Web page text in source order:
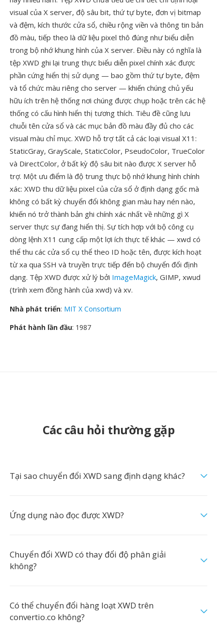
visual của X server, độ sâu bit, thứ tự byte, đơn vị bitmap
và đệm, kích thước cửa sổ, chiều rộng viền và thông tin bản
đồ màu, tiếp theo là dữ liệu pixel thô đúng như biểu diễn
trong bộ nhớ khung hình của X server. Điều này có nghĩa là
tệp XWD ghi lại trung thực biểu diễn pixel chính xác được
phần cứng hiển thị sử dụng — bao gồm thứ tự byte, đệm
và tổ chức màu riêng cho server — khiến chúng chủ yếu
hữu ích trên hệ thống nơi chúng được chụp hoặc trên các hệ
thống có cấu hình hiển thị tương thích. Tiêu đề cũng lưu
chuỗi tên cửa sổ và các mục bản đồ màu đầy đủ cho các
visual màu chỉ mục. XWD hỗ trợ tất cả các loại visual X11:
StaticGray, GrayScale, StaticColor, PseudoColor, TrueColor
và DirectColor, ở bất kỳ độ sâu bit nào được X server hỗ
trợ. Một ưu điểm là độ trung thực bộ nhớ khung hình chính
xác: XWD thu dữ liệu pixel của cửa sổ ở định dạng gốc mà
không có bất kỳ chuyển đổi không gian màu hay nén nào,
khiến nó trở thành bản ghi chính xác nhất về những gì X
server thực sự đang hiển thị. Sự tích hợp với bộ công cụ
dòng lệnh X11 cung cấp một lợi ích thực tế khác — xwd có
thể thu các cửa sổ cụ thể theo ID hoặc tên, được kích hoạt
từ xa qua SSH và truyền trực tiếp đến bộ chuyển đổi định
dạng. Tệp XWD được xử lý bởi ImageMagick, GIMP, xwud
(trình xem đồng hành của xwd) và xv.
Nhà phát triển: MIT X Consortium
Phát hành lần đầu: 1987
Các câu hỏi thường gặp
Tại sao chuyển đổi XWD sang định dạng khác?
Ứng dụng nào đọc được XWD?
Chuyển đổi XWD có thay đổi độ phân giải
không?
Có thể chuyển đổi hàng loạt XWD trên
convertio.co không?